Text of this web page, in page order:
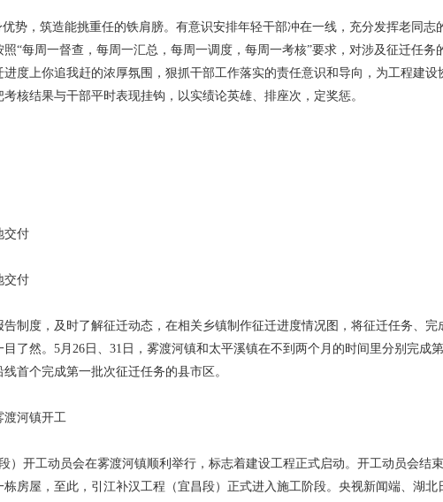
势，筑造能挑重任的铁肩膀。有意识安排年轻干部冲在一线，充分发挥老同志
“每周一督查，每周一汇总，每周一调度，每周一考核”要求，对涉及征迁任务
度上你追我赶的浓厚氛围，狠抓干部工作落实的责任意识和导向，为工程建设
核结果与干部平时表现挂钩，以实绩论英雄、排座次，定奖惩。
交付
交付
制度，及时了解征迁动态，在相关乡镇制作征迁进度情况图，将征迁任务、完
了然。5月26日、31日，雾渡河镇和太平溪镇在不到两个月的时间里分别完成
首个完成第一批次征迁任务的县市区。
渡河镇开工
）开工动员会在雾渡河镇顺利举行，标志着建设工程正式启动。开工动员会结束
房屋，至此，引江补汉工程（宜昌段）正式进入施工阶段。央视新闻端、湖北